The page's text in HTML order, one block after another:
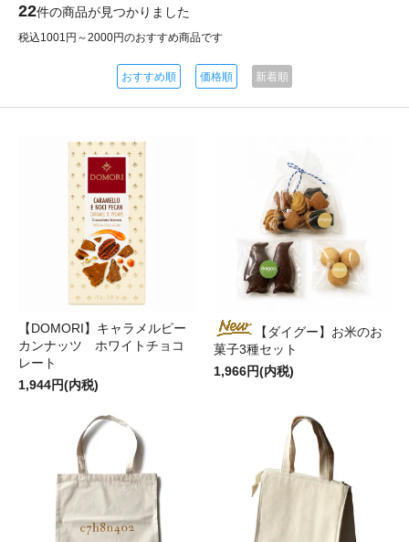
22件の商品が見つかりました
税込1001円～2000円のおすすめ商品です
おすすめ順 価格順 新着順
【DOMORI】キャラメルピー
カンナッツ ホワイトチョコ
レート
1,944円(内税)
【ダイグー】お米のお
菓子3種セット
1,966円(内税)